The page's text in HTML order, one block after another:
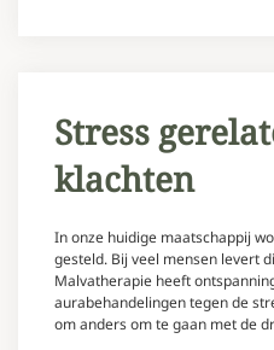
Stress
klachten
In onze huidige maatschappij
gesteld. Bij veel mensen levert
Malvatherapie heeft
aurabehandelingen tegen de
om anders om te gaan met de